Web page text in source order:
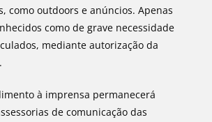
como outdoors e anúncios. Apenas
como de grave necessidade
mediante autorização da
à imprensa permanecerá
de comunicação das